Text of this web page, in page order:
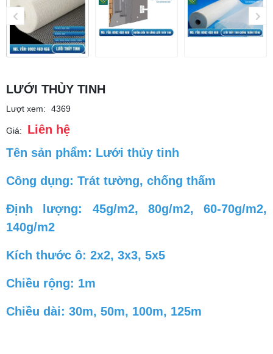
LƯỚI THỦY TINH
Lượt xem: 4369
Giá:
Liên hệ
Tên sản phẩm: Lưới thủy tinh
Công dụng: Trát tường, chống thấm
Định lượng: 45g/m2, 80g/m2, 60-70g/m2,
140g/m2
Kích thước ô: 2x2, 3x3, 5x5
Chiều rộng: 1m
Chiều dài: 30m, 50m, 100m, 125m